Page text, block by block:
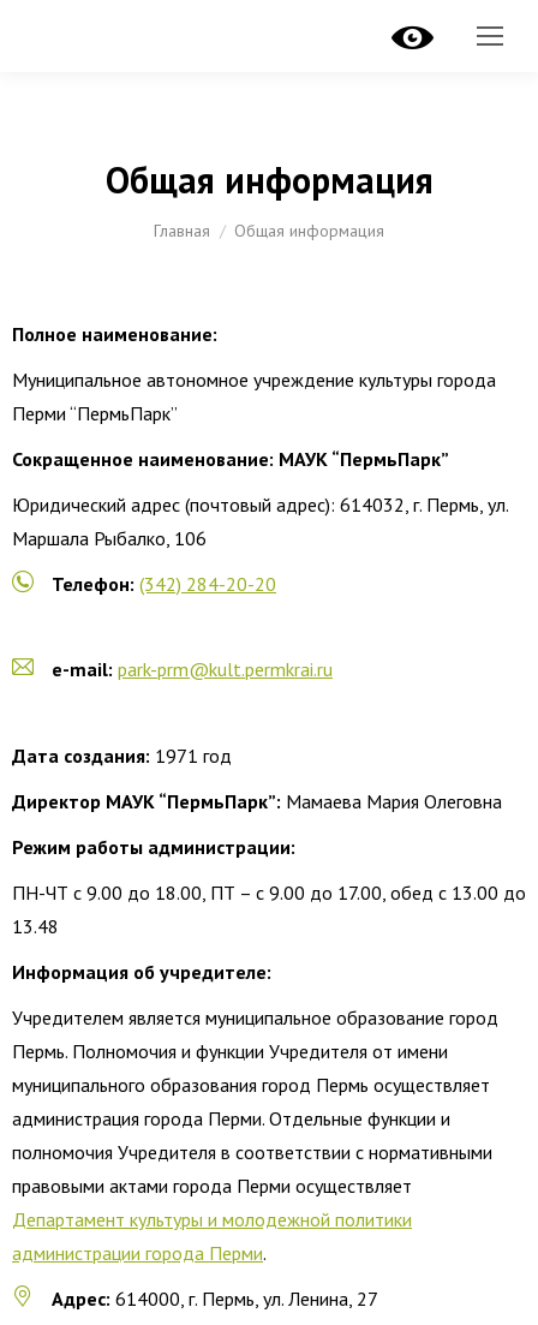
Общая информация
Вы здесь:
Главная Общая информация
Полное наименование:
Муниципальное автономное учреждение культуры города
Перми “ПермьПарк”
Сокращенное наименование: МАУК “ПермьПарк”
Юридический адрес (почтовый адрес): 614032, г. Пермь, ул.
Маршала Рыбалко, 106
Телефон: (342) 284-20-20
e-mail: park-prm@kult.permkrai.ru
Дата создания: 1971 год
Директор МАУК “ПермьПарк”: Мамаева Мария Олеговна
Режим работы администрации:
ПН-ЧТ с 9.00 до 18.00, ПТ – с 9.00 до 17.00, обед с 13.00 до
13.48
Информация об учредителе:
Учредителем является муниципальное образование город
Пермь. Полномочия и функции Учредителя от имени
муниципального образования город Пермь осуществляет
администрация города Перми. Отдельные функции и
полномочия Учредителя в соответствии с нормативными
правовыми актами города Перми осуществляет
Департамент культуры и молодежной политики
администрации города Перми.
Адрес: 614000, г. Пермь, ул. Ленина, 27